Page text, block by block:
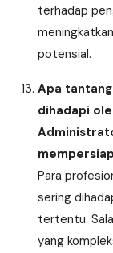
terhadap
potensial.
Apa
dihadapi
Para
sering
tertentu.
yang